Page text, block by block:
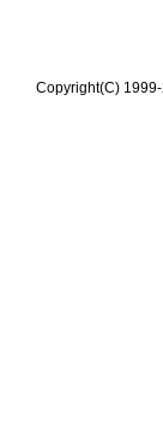
Copyright(C)